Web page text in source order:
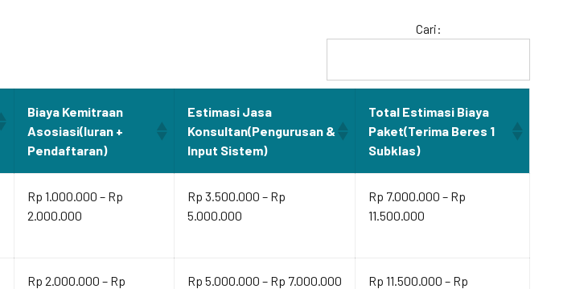
Cari:
Biaya Kemitraan
Asosiasi(Iuran +
Pendaftaran)
Estimasi Jasa
Konsultan(Pengurusan &
Input Sistem)
Total Estimasi Biaya
Paket(Terima Beres 1
Subklas)
Rp 1.000.000 – Rp
2.000.000
Rp 3.500.000 – Rp
5.000.000
Rp 7.000.000 – Rp
11.500.000
Rp 2.000.000 – Rp
Rp 5.000.000 – Rp 7.000.000
Rp 11.500.000 – Rp